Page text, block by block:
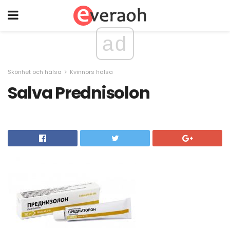
ad
Skönhet och hälsa Kvinnors hälsa
Salva Prednisolon